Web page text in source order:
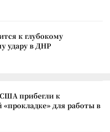
к глубокому
удару в ДНР
прибегли к
«прокладке» для работы в